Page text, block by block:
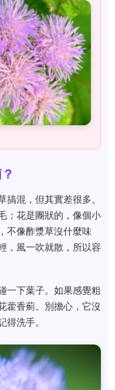
混，但其實差很多。
；花是團狀的，像個小
不像酢漿草沒什麼味
，風一吹就散，所以容
一下葉子。如果感覺粗
藿香薊。別擔心，它沒
洗手。